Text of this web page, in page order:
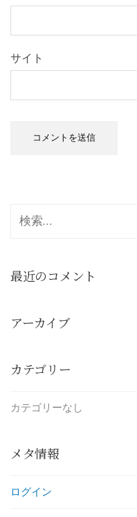
サイト
最近のコメント
アーカイブ
カテゴリー
カテゴリーなし
メタ情報
ログイン